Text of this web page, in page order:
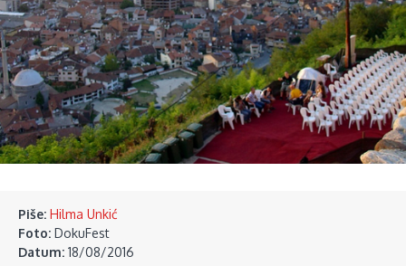
Piše: Hilma Unkić
Foto: DokuFest
Datum: 18/08/2016